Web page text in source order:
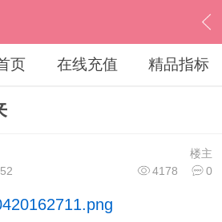
指标公式 › 内容
页 在线充值 精品指标
楼主
4178
0